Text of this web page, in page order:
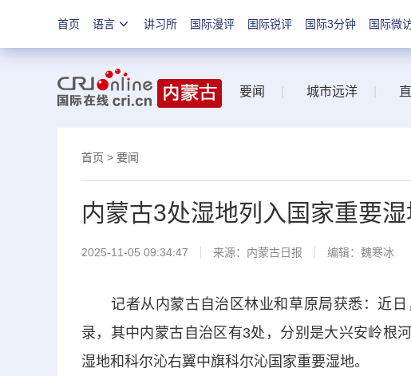
首页 语言 讲习所 国际漫评 国际锐评 国际3分钟 国际微
要闻 城市远洋
首页 > 要闻
内蒙古3处湿地列入国家重要
2025-11-05 09:34:47 来源： 内蒙古日报 编辑：魏寒冰
记者从内蒙古自治区林业和草原局获悉：近日
录，其中内蒙古自治区有3处，分别是大兴安岭根
湿地和科尔沁右翼中旗科尔沁国家重要湿地。